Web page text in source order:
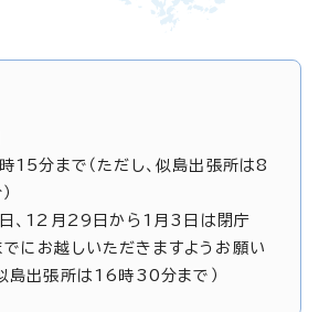
分まで（ただし、似島出張所は8
日、12月29日から1月3日は閉庁
にお越しいただきますようお願い
似島出張所は16時30分まで）